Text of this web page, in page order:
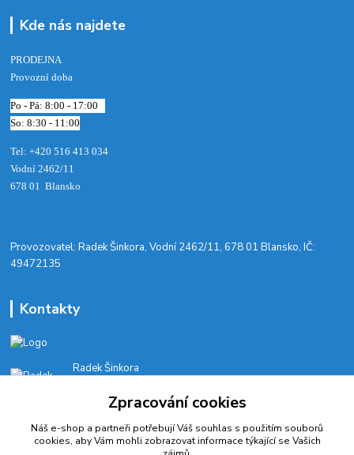
Kde nás najdete
PRODEJNA
Provozní doba
Po - Pá: 8:00 - 17:00
So: 8:30 - 11:00
Tel: +420 516 413 034‬
Vodní 2462/11
678 01 Blansko
​Provozovatel: Radek Šinkora, Vodní 2462/11, 678 01 Blansko, IČ:
49472135
Kontakty
Radek Šinkora
E-SHOP: Po-Pá, 8-17 hod.
cyklobikesport@seznam.cz
Zpracování cookies
Náš e-shop a partneři potřebují Váš souhlas s použitím souborů
cookies, aby Vám mohli zobrazovat informace týkající se Vašich